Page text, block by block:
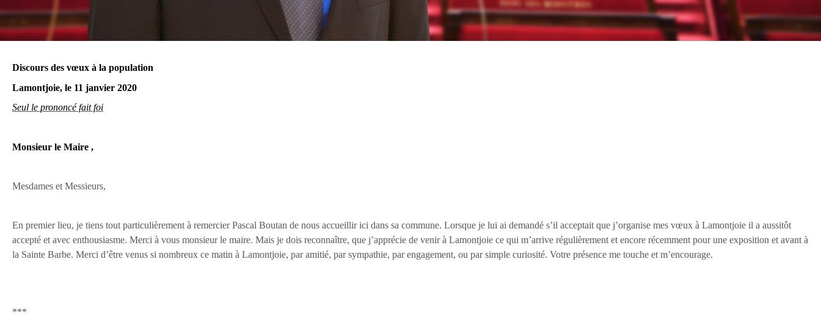
Discours des vœux à la population
Lamontjoie, le 11 janvier 2020
Seul le prononcé fait foi
Monsieur le Maire ,
Mesdames et Messieurs,
En premier lieu, je tiens tout particulièrement à remercier Pascal Boutan de nous accueillir ici dans sa commune. Lorsque je lui ai demandé s’il acceptait que j’organise mes vœux à Lamontjoie il a aussitôt
accepté et avec enthousiasme. Merci à vous monsieur le maire. Mais je dois reconnaître, que j’apprécie de venir à Lamontjoie ce qui m’arrive régulièrement et encore récemment pour une exposition et avant à
la Sainte Barbe. Merci d’être venus si nombreux ce matin à Lamontjoie, par amitié, par sympathie, par engagement, ou par simple curiosité. Votre présence me touche et m’encourage.
***